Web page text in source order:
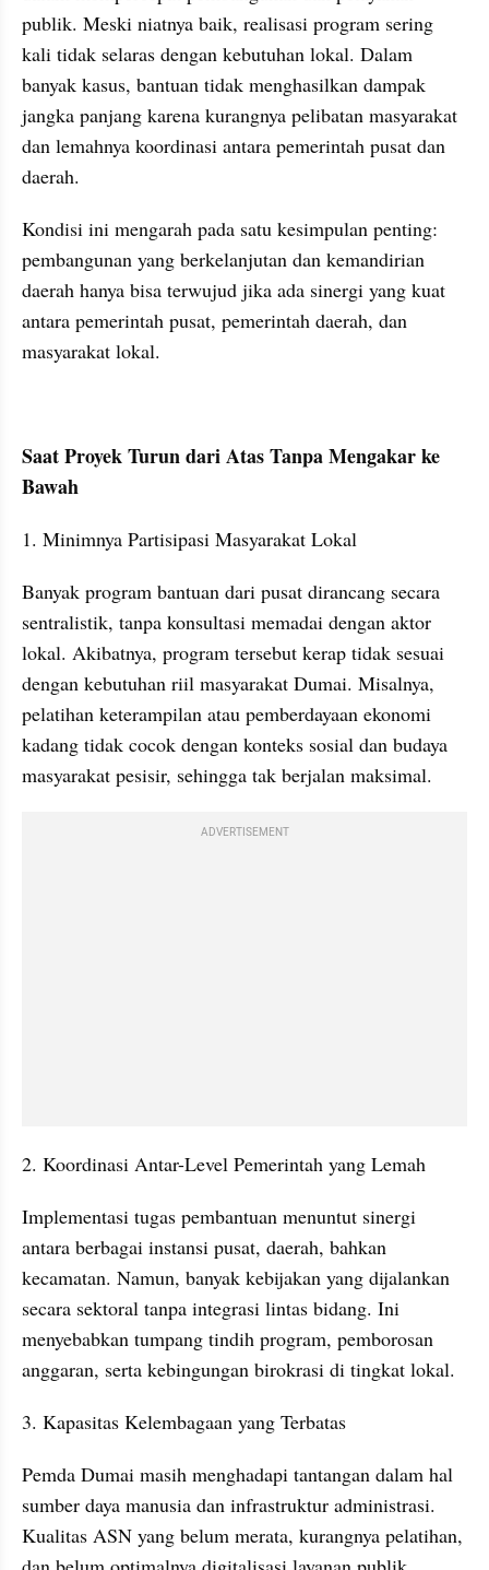
publik. Meski niatnya baik, realisasi program sering
kali tidak selaras dengan kebutuhan lokal. Dalam
banyak kasus, bantuan tidak menghasilkan dampak
jangka panjang karena kurangnya pelibatan masyarakat
dan lemahnya koordinasi antara pemerintah pusat dan
daerah.
Kondisi ini mengarah pada satu kesimpulan penting:
pembangunan yang berkelanjutan dan kemandirian
daerah hanya bisa terwujud jika ada sinergi yang kuat
antara pemerintah pusat, pemerintah daerah, dan
masyarakat lokal.
Saat Proyek Turun dari Atas Tanpa Mengakar ke
Bawah
1. Minimnya Partisipasi Masyarakat Lokal
Banyak program bantuan dari pusat dirancang secara
sentralistik, tanpa konsultasi memadai dengan aktor
lokal. Akibatnya, program tersebut kerap tidak sesuai
dengan kebutuhan riil masyarakat Dumai. Misalnya,
pelatihan keterampilan atau pemberdayaan ekonomi
kadang tidak cocok dengan konteks sosial dan budaya
masyarakat pesisir, sehingga tak berjalan maksimal.
ADVERTISEMENT
2. Koordinasi Antar-Level Pemerintah yang Lemah
Implementasi tugas pembantuan menuntut sinergi
antara berbagai instansi pusat, daerah, bahkan
kecamatan. Namun, banyak kebijakan yang dijalankan
secara sektoral tanpa integrasi lintas bidang. Ini
menyebabkan tumpang tindih program, pemborosan
anggaran, serta kebingungan birokrasi di tingkat lokal.
3. Kapasitas Kelembagaan yang Terbatas
Pemda Dumai masih menghadapi tantangan dalam hal
sumber daya manusia dan infrastruktur administrasi.
Kualitas ASN yang belum merata, kurangnya pelatihan,